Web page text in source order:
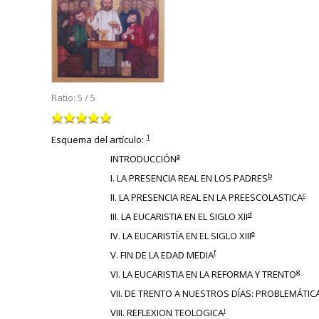
Ratio: 5 /5
Esquema del artículo: 1
INTRODUCCIÓNa
I. LA PRESENCIA REAL EN LOS PADRESb
II. LA PRESENCIA REAL EN LA PREESCOLASTICAc
III. LA EUCARISTIA EN EL SIGLO XIId
IV. LA EUCARISTÍA EN EL SIGLO XIIIe
V. FIN DE LA EDAD MEDIAf
VI. LA EUCARISTIA EN LA REFORMA Y TRENTOg
VII. DE TRENTO A NUESTROS DÍAS:
VIII. REFLEXION TEOLOGICAi